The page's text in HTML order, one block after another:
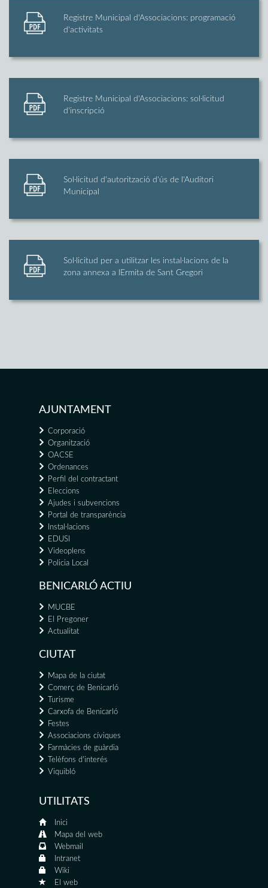
Registre Municipal d'Associacions: programació
d'activitats
Registre Municipal d'Associacions: sol·licitud
d'inscripció
Sol·licitud d'autorització d'ús de l'Auditori
Municipal
Sol·licitud per a utilitzar les instal·lacions de la
zona annexa a lErmita de Sant Gregori
AJUNTAMENT
Corporació
Organització
OACSE
Ordenances
Perfil del contractant
Eleccions
Ajudes i subvencions
Portal de transparència
Instal·lacions
EDUSI
Videoplens
Policia Local
BENICARLÓ ACTIU
MUCBE
El Pregoner
Actualitat
CIUTAT
Mapa de la ciutat
Comerç de Benicarló
Turisme
Carxofa de Benicarló
Festes
Associacions cíviques
Farmàcies de guàrdia
Telèfons d'interés
Viquibló
UTILITATS
Inici
Mapa del web
Webmail
Intranet
Wiki
El web